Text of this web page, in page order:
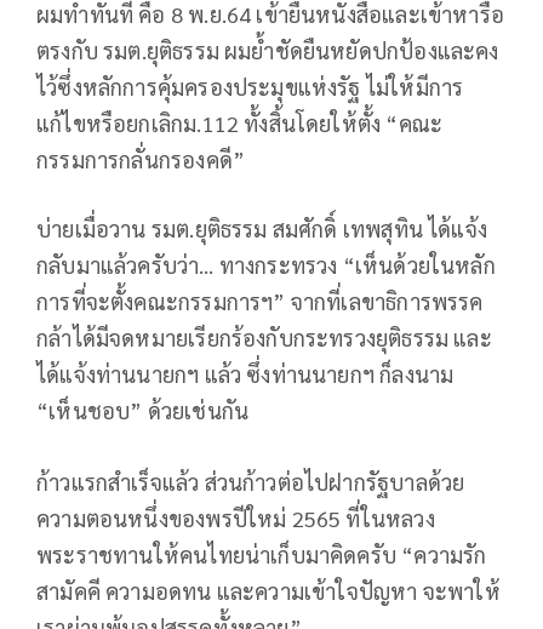
ผมทำทันที คือ 8 พ.ย.64 เข้ายื่นหนังสือและเข้าหารือ
ตรงกับ รมต.ยุติธรรม ผมย้ำชัดยืนหยัดปกป้องและคง
ไว้ซึ่งหลักการคุ้มครองประมุขแห่งรัฐ ไม่ให้มีการ
แก้ไขหรือยกเลิกม.112 ทั้งสิ้นโดยให้ตั้ง “คณะ
กรรมการกลั่นกรองคดี”
บ่ายเมื่อวาน รมต.ยุติธรรม สมศักดิ์ เทพสุทิน ได้แจ้ง
กลับมาแล้วครับว่า… ทางกระทรวง “เห็นด้วยในหลัก
การที่จะตั้งคณะกรรมการฯ” จากที่เลขาธิการพรรค
กล้าได้มีจดหมายเรียกร้องกับกระทรวงยุติธรรม และ
ได้แจ้งท่านนายกฯ แล้ว ซึ่งท่านนายกฯ ก็ลงนาม
“เห็นชอบ” ด้วยเช่นกัน
ก้าวแรกสำเร็จแล้ว ส่วนก้าวต่อไปฝากรัฐบาลด้วย
ความตอนหนึ่งของพรปีใหม่ 2565 ที่ในหลวง
พระราชทานให้คนไทยน่าเก็บมาคิดครับ “ความรัก
สามัคคี ความอดทน และความเข้าใจปัญหา จะพาให้